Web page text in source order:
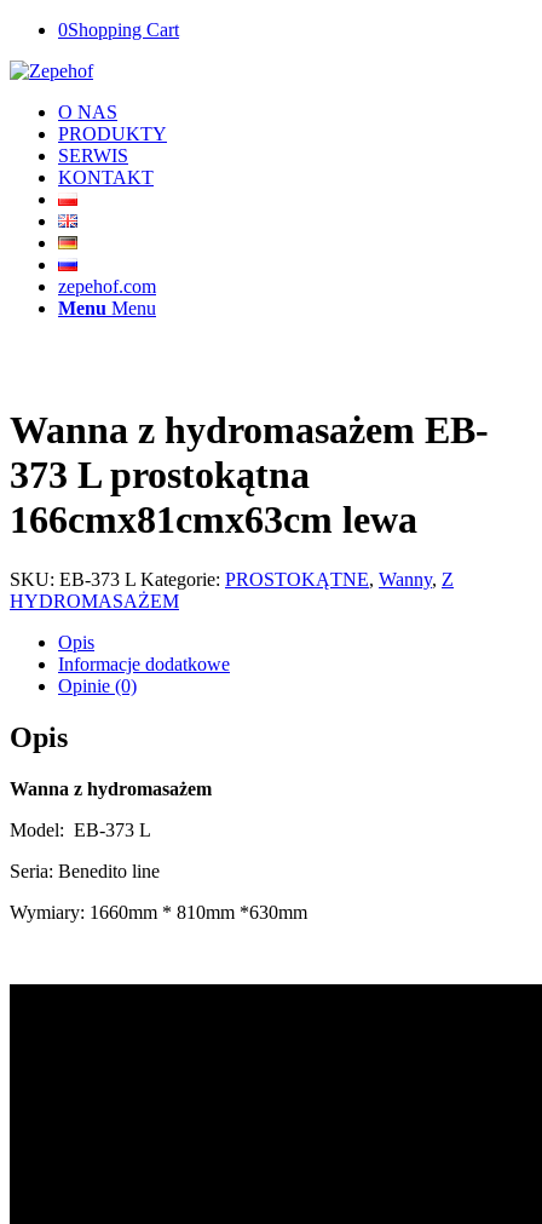
0Shopping Cart
O NAS
PRODUKTY
SERWIS
KONTAKT
zepehof.com
Menu Menu
Wanna z hydromasażem EB-
373 L prostokątna
166cmx81cmx63cm lewa
SKU: EB-373 L Kategorie: PROSTOKĄTNE, Wanny, Z
HYDROMASAŻEM
Opis
Informacje dodatkowe
Opinie (0)
Opis
Wanna z hydromasażem
Model: EB-373 L
Seria: Benedito line
Wymiary: 1660mm * 810mm *630mm